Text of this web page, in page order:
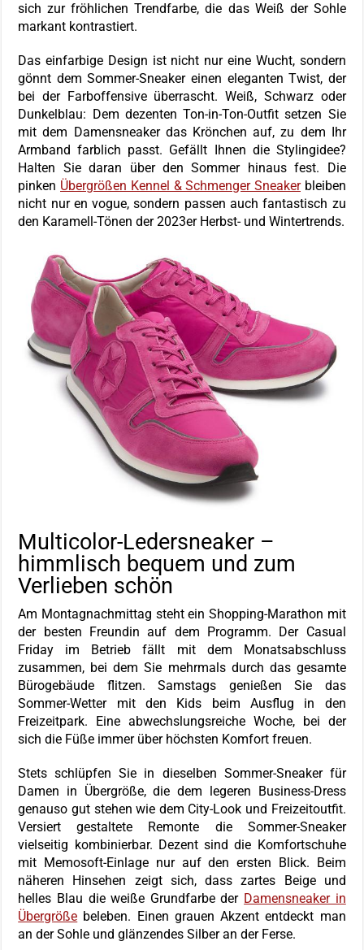
sich zur fröhlichen Trendfarbe, die das Weiß der Sohle
markant kontrastiert.
Das einfarbige Design ist nicht nur eine Wucht, sondern
gönnt dem Sommer-Sneaker einen eleganten Twist, der
bei der Farboffensive überrascht. Weiß, Schwarz oder
Dunkelblau: Dem dezenten Ton-in-Ton-Outfit setzen Sie
mit dem Damensneaker das Krönchen auf, zu dem Ihr
Armband farblich passt. Gefällt Ihnen die Stylingidee?
Halten Sie daran über den Sommer hinaus fest. Die
pinken Übergrößen Kennel & Schmenger Sneakerbleiben
nicht nur en vogue, sondern passen auch fantastisch zu
den Karamell-Tönen der 2023er Herbst- und Wintertrends.
Multicolor-Ledersneaker –
himmlisch bequem und zum
Verlieben schön
Am Montagnachmittag steht ein Shopping-Marathon mit
der besten Freundin auf dem Programm. Der Casual
Friday im Betrieb fällt mit dem Monatsabschluss
zusammen, bei dem Sie mehrmals durch das gesamte
Bürogebäude flitzen. Samstags genießen Sie das
Sommer-Wetter mit den Kids beim Ausflug in den
Freizeitpark. Eine abwechslungsreiche Woche, bei der
sich die Füße immer über höchsten Komfort freuen.
Stets schlüpfen Sie in dieselben Sommer-Sneaker für
Damen in Übergröße, die dem legeren Business-Dress
genauso gut stehen wie dem City-Look und Freizeitoutfit.
Versiert gestaltete Remonte die Sommer-Sneaker
vielseitig kombinierbar. Dezent sind die Komfortschuhe
mit Memosoft-Einlage nur auf den ersten Blick. Beim
näheren Hinsehen zeigt sich, dass zartes Beige und
helles Blau die weiße Grundfarbe der Damensneaker in
Übergröße beleben. Einen grauen Akzent entdeckt man
an der Sohle und glänzendes Silber an der Ferse.